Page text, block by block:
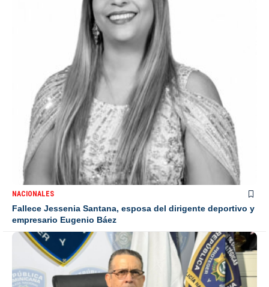
NACIONALES
Fallece Jessenia Santana, esposa del dirigente deportivo y
empresario Eugenio Báez